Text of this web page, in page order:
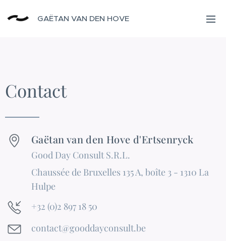
GAËTAN VAN DEN HOVE
Contact
Gaëtan van den Hove d'Ertsenryck
Good Day Consult S.R.L.
Chaussée de Bruxelles 135 A, boîte 3 - 1310 La
Hulpe
+32 (0)2 897 18 50
contact@gooddayconsult.be